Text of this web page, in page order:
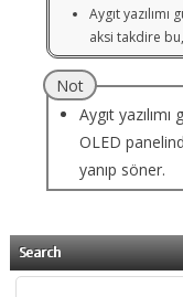
Aygıt
aksi takdire
Not
Aygıt
OLED
yanıp söner.
Search